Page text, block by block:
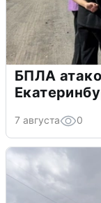
БПЛА
7 августа 0